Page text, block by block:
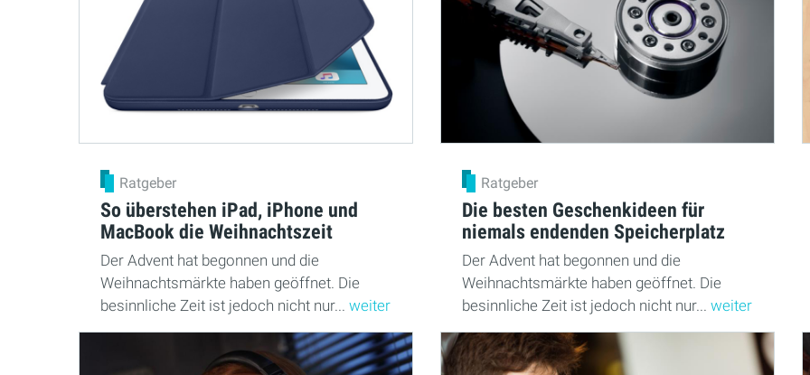
Ratgeber
So überstehen iPad, iPhone und
MacBook die Weihnachtszeit
Der Advent hat begonnen und die
Weihnachtsmärkte haben geöffnet. Die
besinnliche Zeit ist jedoch nicht nur... weiter
Ratgeber
Die besten Geschenkideen für
niemals endenden Speicherplatz
Der Advent hat begonnen und die
Weihnachtsmärkte haben geöffnet. Die
besinnliche Zeit ist jedoch nicht nur... weiter